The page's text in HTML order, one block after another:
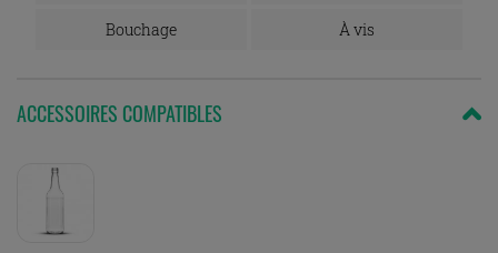
Bouchage À vis
ACCESSOIRES COMPATIBLES